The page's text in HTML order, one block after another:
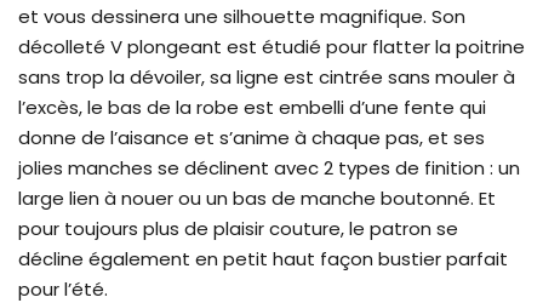
et vous dessinera une silhouette magnifique. Son
décolleté V plongeant est étudié pour flatter la poitrine
sans trop la dévoiler, sa ligne est cintrée sans mouler à
l’excès, le bas de la robe est embelli d’une fente qui
donne de l’aisance et s’anime à chaque pas, et ses
jolies manches se déclinent avec 2 types de finition : un
large lien à nouer ou un bas de manche boutonné. Et
pour toujours plus de plaisir couture, le patron se
décline également en petit haut façon bustier parfait
pour l’été.